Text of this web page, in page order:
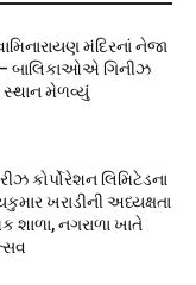
મંદિરનાં નેજા
બાલિકાઓએ ગિનીઝ
સ્થાન મેળવ્યું
કોર્પોરેશન લિમિટેડના
ખરાડીની અધ્યક્ષતા
શાળા, નગરાળા ખાતે